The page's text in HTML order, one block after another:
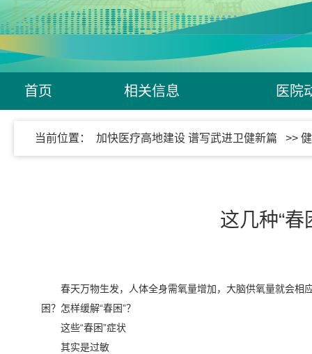
首页 相关信息 医院
当前位置： 加快医疗高地建设 谱写武进卫健新篇 >>
这几种“
春天万物生发，人体全身需氧量增加，大脑供氧量就会相
困？怎样缓解“春困”？
这些“春困”症状
其实是过敏